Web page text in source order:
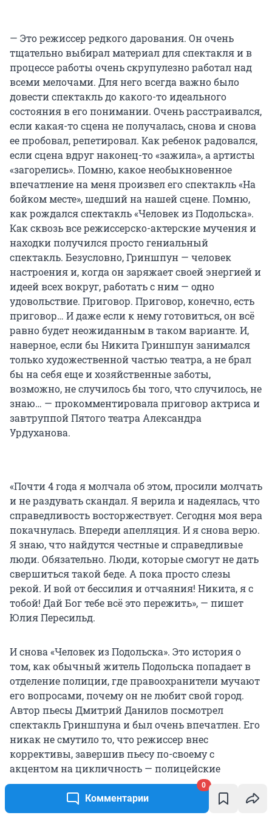
Комментарии
0
— Это режиссер редкого дарования. Он очень
тщательно выбирал материал для спектакля и в
процессе работы очень скрупулезно работал над
всеми мелочами. Для него всегда важно было
довести спектакль до какого-то идеального
состояния в его понимании. Очень расстраивался,
если какая-то сцена не получалась, снова и снова
ее пробовал, репетировал. Как ребенок радовался,
если сцена вдруг наконец-то «зажила», а артисты
«загорелись». Помню, какое необыкновенное
впечатление на меня произвел его спектакль «На
бойком месте», шедший на нашей сцене. Помню,
как рождался спектакль «Человек из Подольска».
Как сквозь все режиссерско-актерские мучения и
находки получился просто гениальный
спектакль. Безусловно, Гриншпун — человек
настроения и, когда он заряжает своей энергией и
идеей всех вокруг, работать с ним — одно
удовольствие. Приговор. Приговор, конечно, есть
приговор… И даже если к нему готовиться, он всё
равно будет неожиданным в таком варианте. И,
наверное, если бы Никита Гриншпун занимался
только художественной частью театра, а не брал
бы на себя еще и хозяйственные заботы,
возможно, не случилось бы того, что случилось, не
знаю… — прокомментировала приговор актриса и
завтруппой Пятого театра Александра
Урдуханова.
«Почти 4 года я молчала об этом, просили молчать
и не раздувать скандал. Я верила и надеялась, что
справедливость восторжествует. Сегодня моя вера
покачнулась. Впереди апелляция. И я снова верю.
Я знаю, что найдутся честные и справедливые
люди. Обязательно. Люди, которые смогут не дать
свершиться такой беде. А пока просто слезы
рекой. И вой от бессилия и отчаяния! Никита, я с
тобой! Дай Бог тебе всё это пережить», — пишет
Юлия Пересильд.
И снова «Человек из Подольска». Это история о
том, как обычный житель Подольска попадает в
отделение полиции, где правоохранители мучают
его вопросами, почему он не любит свой город.
Автор пьесы Дмитрий Данилов посмотрел
спектакль Гриншпуна и был очень впечатлен. Его
никак не смутило то, что режиссер внес
коррективы, завершив пьесу по-своему с
акцентом на цикличность — полицейские
убивают своего гостя, смывают кровь и затем всё
начинается сначала. И да, в этом спектакле свет
ставил Никита Гриншпун.